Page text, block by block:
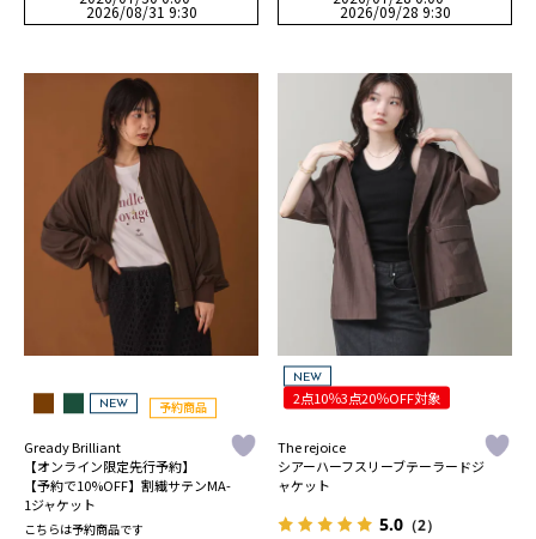
2026/08/31 9:30 2026/09/28 9:30
NEW 予約商品
Gready Brilliant
【オンライン限定先行予約】
【予約で10%OFF】割繊サテンMA-
1ジャケット
こちらは予約商品です
NEW
2点10％3点20％OFF対象
The rejoice
シアーハーフスリーブテーラードジ
ャケット
5.0 （2）